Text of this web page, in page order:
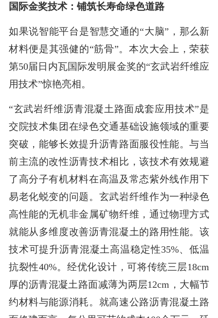
国际金奖技术：铺筑长寿命绿色道路
如果说智能平台是智慧交通的“大脑”，那么新
材料便是其强健的“筋骨”。本次大会上，荣获
第50届日内瓦国际发明展金奖的“玄武岩纤维应
用技术”惊艳亮相。
“玄武岩纤维沥青混凝土路面成套应用技术”是
交院技术集团在绿色交通基础设施领域的重要
突破，能够长效提升沥青路面服役性能。与当
前主流的改性沥青技术相比，该技术有效规避
了高分子有机材料在高温及常态紫外线作用下
易老化蜕变的问题。玄武岩纤维作为一种绿色
高性能的无机非金属矿物纤维，通过物理方式
就能从多维度改善沥青混凝土的路用性能。该
技术可提升沥青混凝土高温稳定性35%、低温
抗裂性40%。经优化设计，可将传统三层18cm
厚的沥青混凝土路面减薄为两层12cm，大幅节
约材料与能源消耗。就高速公路沥青混凝土路